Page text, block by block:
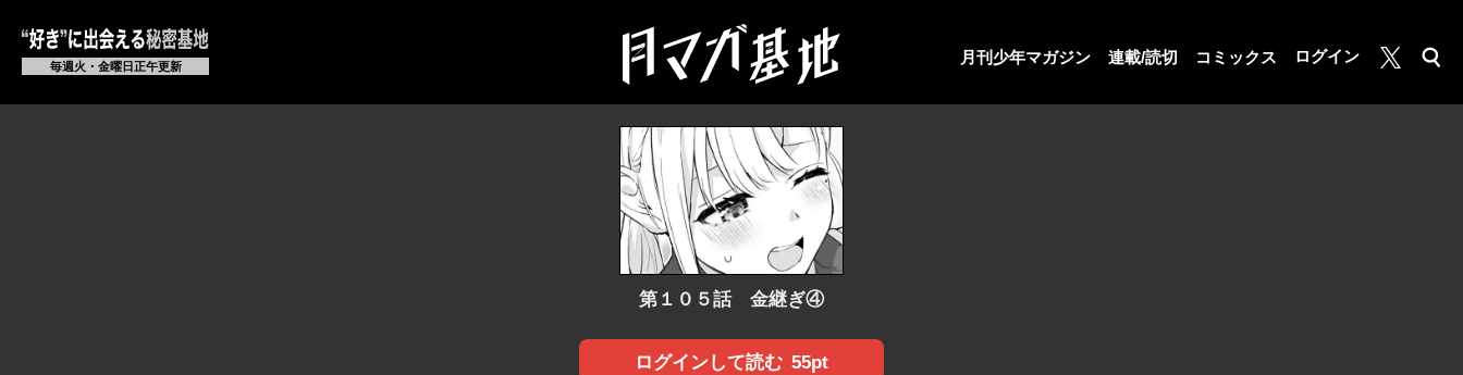
毎週火・金曜日正午更新
月刊少年マガジン 連載/読切 コミックス ログイン
月マガ基地
検索
第１０５話 金継ぎ④
ログインして読む 55pt